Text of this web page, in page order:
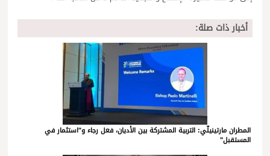
أخبار ذات صلة:
المطران مارتينيلّي: التربية المشتركة بين الأديان، فعل رجاء و"استثمار في
المستقبل"